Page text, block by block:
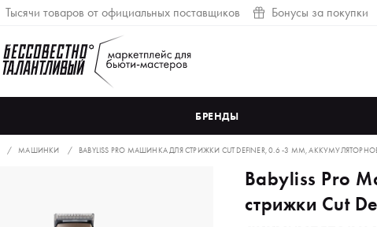
Тысячи товаров от официальных поставщиков Бонусы за покупки
БРЕНДЫ
МАШИНКИ BABYLISS PRO МАШИНКА ДЛЯ СТРИЖКИ CUT DEFINER, 0.6 -3 ММ,
Babyliss Pro
стрижки Cut